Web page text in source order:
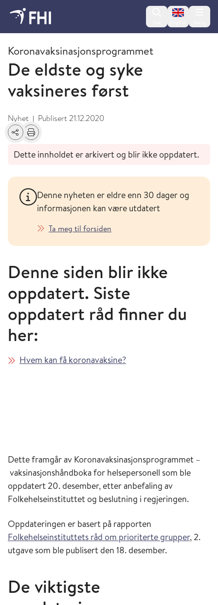
Change
Desember
Koronavaksinasjonsprogrammet
De eldste og syke
vaksineres først
Nyhet | Publisert21.12.2020
Del Skriv ut
Dette innholdet er arkivert og blir ikke oppdatert.
Denne nyheten er eldre enn 30 dager og
informasjonen kan være utdatert
Ta meg til forsiden
Denne siden blir ikke
oppdatert. Siste
oppdatert råd finner du
her:
Hvem kan få koronavaksine?
Dette framgår av Koronavaksinasjonsprogrammet –
vaksinasjonshåndboka for helsepersonell som ble
oppdatert 20. desember, etter anbefaling av
Folkehelseinstituttet og beslutning i regjeringen.
Oppdateringen er basert på rapporten
Folkehelseinstituttets råd om prioriterte grupper, 2.
utgave som ble publisert den 18. desember.
De viktigste